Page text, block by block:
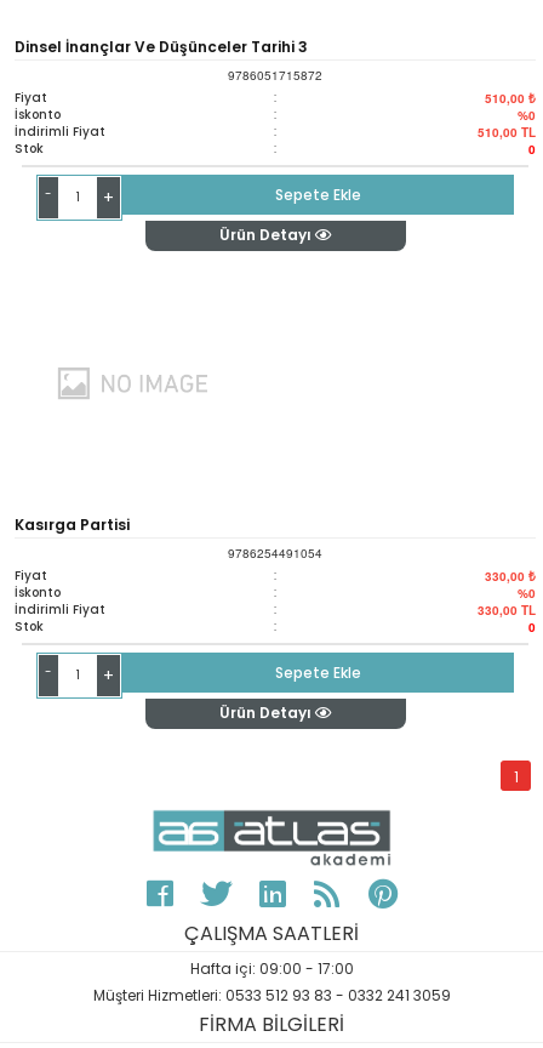
Dinsel İnançlar Ve Düşünceler Tarihi 3
9786051715872
Fiyat : 510,00 ₺
İskonto : %0
İndirimli Fiyat : 510,00 TL
Stok : 0
- +
Sepete Ekle
Ürün Detayı
Kasırga Partisi
9786254491054
Fiyat : 330,00 ₺
İskonto : %0
İndirimli Fiyat : 330,00 TL
Stok : 0
- +
Sepete Ekle
Ürün Detayı
1
ÇALIŞMA SAATLERİ
Hafta içi: 09:00 - 17:00
Müşteri Hizmetleri: 0533 512 93 83 - 0332 241 3059
FİRMA BİLGİLERİ